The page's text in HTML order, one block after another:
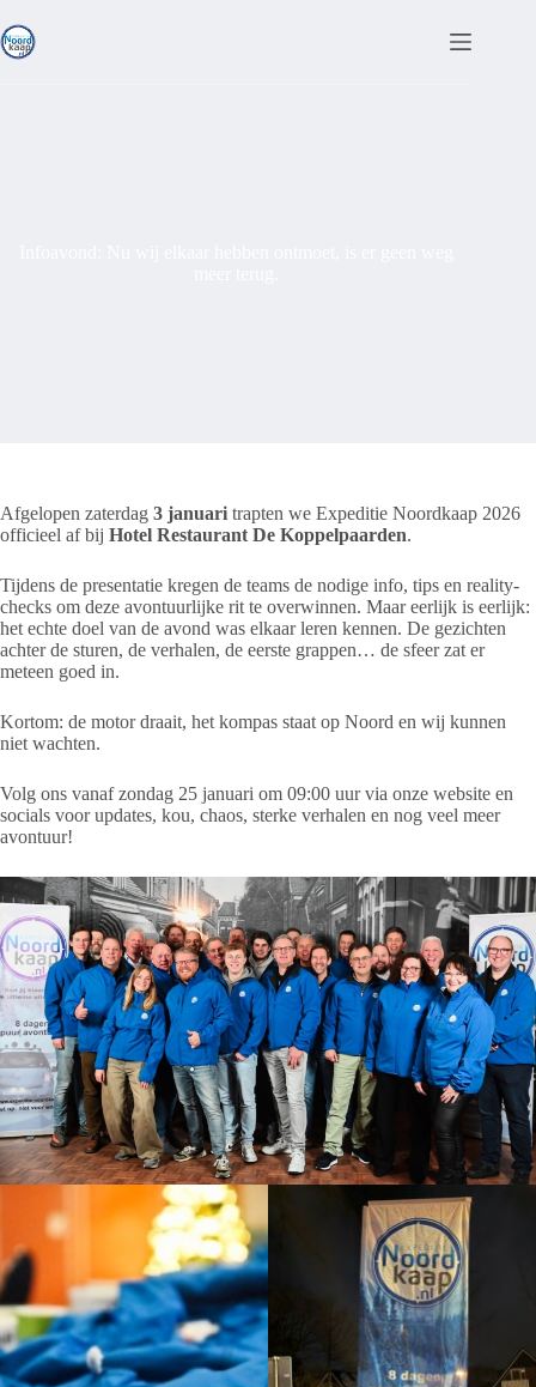
naar
de
Afgelopen zaterdag 3 januari trapten we Expeditie Noordkaap 2026
officieel af bij Hotel Restaurant De Koppelpaarden.
Tijdens de presentatie kregen de teams de nodige info, tips en reality-
checks om deze avontuurlijke rit te overwinnen. Maar eerlijk is eerlijk:
het echte doel van de avond was elkaar leren kennen. De gezichten
achter de sturen, de verhalen, de eerste grappen… de sfeer zat er
meteen goed in.
Kortom: de motor draait, het kompas staat op Noord en wij kunnen
niet wachten.
Volg ons vanaf zondag 25 januari om 09:00 uur via onze website en
socials voor updates, kou, chaos, sterke verhalen en nog veel meer
avontuur!